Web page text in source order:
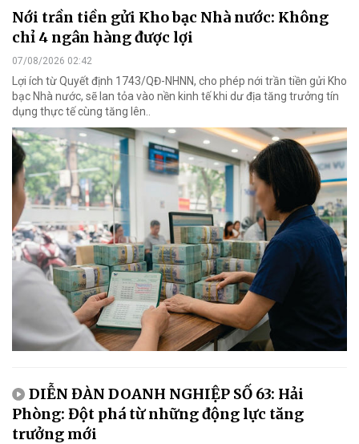
Nới trần tiền gửi Kho bạc Nhà nước: Không
chỉ 4 ngân hàng được lợi
07/08/2026 02:42
Lợi ích từ Quyết định 1743/QĐ-NHNN, cho phép nới trần tiền gửi Kho
bạc Nhà nước, sẽ lan tỏa vào nền kinh tế khi dư địa tăng trưởng tín
dụng thực tế cùng tăng lên..
DIỄN ĐÀN DOANH NGHIỆP SỐ 63: Hải
Phòng: Đột phá từ những động lực tăng
trưởng mới